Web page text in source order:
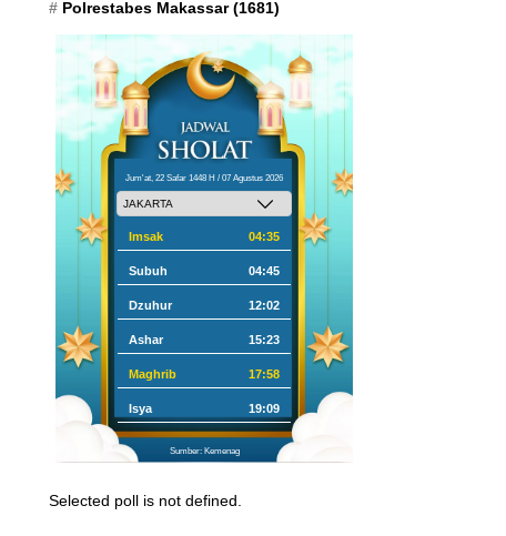
Polrestabes Makassar(1681)
Jum'at, 22 Safar 1448 H / 07 Agustus 2026
Imsak 04:35
Subuh 04:45
Dzuhur 12:02
Ashar 15:23
Maghrib 17:58
Isya 19:09
Sumber: Kemenag
Selected poll is not defined.